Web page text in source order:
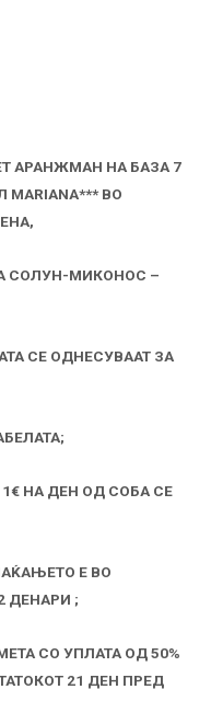
АРАНЖМАН НА БАЗА 7
ВО
СОЛУН-МИКОНОС –
СЕ ОДНЕСУВААТ ЗА
НА ДЕН ОД СОБА СЕ
Е ВО
ДЕНАРИ ;
СО УПЛАТА ОД 50%
21 ДЕН ПРЕД